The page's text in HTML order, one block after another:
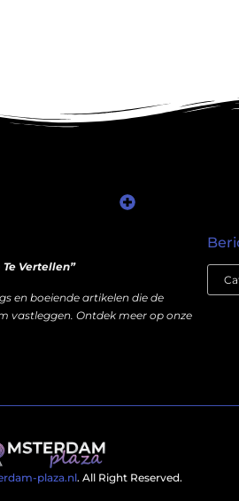
Vertellen”
en boeiende artikelen die de
vastleggen. Ontdek meer op onze
plaza.nl. All Right Reserved.